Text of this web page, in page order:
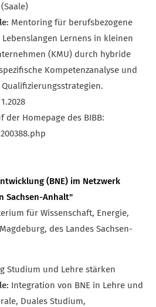
Mentoring für berufsbezogene
Lernens in kleinen
(KMU) durch hybride
Kompetenzanalyse und
Homepage des BIBB:
(BNE) im Netzwerk
Sachsen-Anhalt"
für Wissenschaft, Energie,
des Landes Sachsen-
Studium und Lehre stärken
Integration von BNE in Lehre und
Duales Studium,